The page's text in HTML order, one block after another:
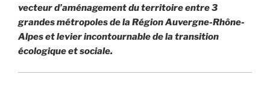
vecteur d’aménagement du territoire entre 3
grandes métropoles de la Région Auvergne-Rhône-
Alpes et levier incontournable de la transition
écologique et sociale.